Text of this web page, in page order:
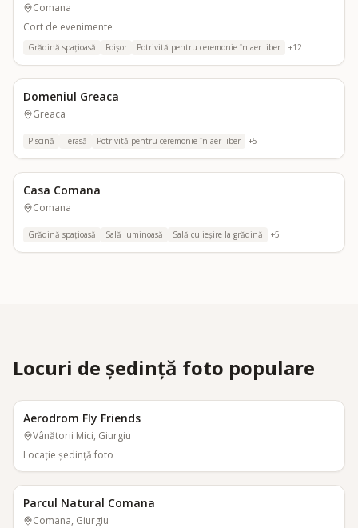
Comana
Cort de evenimente
Grădină spațioasă Foișor Potrivită pentru ceremonie în aer liber +12
Domeniul Greaca
Greaca
Piscină Terasă Potrivită pentru ceremonie în aer liber +5
Casa Comana
Comana
Grădină spațioasă Sală luminoasă Sală cu ieșire la grădină +5
Locuri de ședință foto populare
Aerodrom Fly Friends
Vânătorii Mici, Giurgiu
Locaţie şedinţă foto
Parcul Natural Comana
Comana, Giurgiu